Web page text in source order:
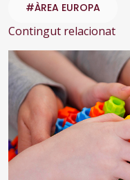
#ÀREA EUROPA
Contingut relacionat